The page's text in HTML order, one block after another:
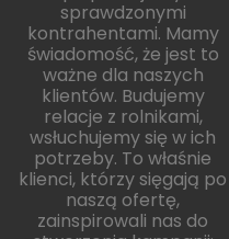
sprawdzonymi
kontrahentami. Mamy
świadomość, że jest to
ważne dla naszych
klientów. Budujemy
relacje z rolnikami,
wsłuchujemy się w ich
potrzeby. To właśnie
klienci, którzy sięgają po
naszą ofertę,
zainspirowali nas do